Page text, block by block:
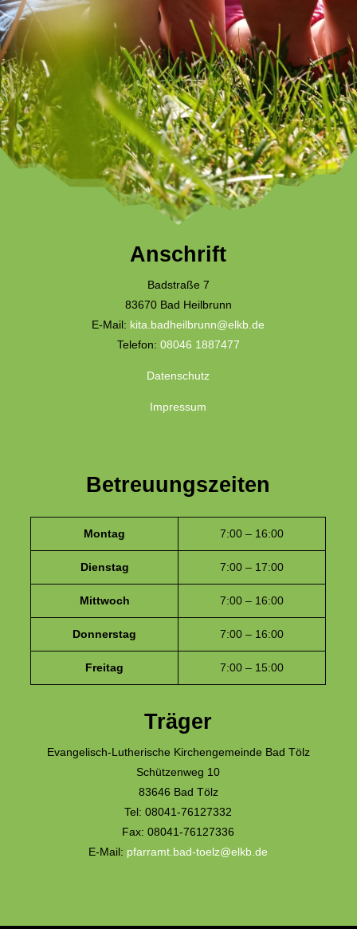
Anschrift
Badstraße 7
83670 Bad Heilbrunn
E-Mail: kita.badheilbrunn@elkb.de
Telefon: 08046 1887477
Datenschutz
Impressum
Betreuungszeiten
Montag 7:00 – 16:00
Dienstag 7:00 – 17:00
Mittwoch 7:00 – 16:00
Donnerstag 7:00 – 16:00
Freitag 7:00 – 15:00
Träger
Evangelisch-Lutherische Kirchengemeinde Bad Tölz
Schützenweg 10
83646 Bad Tölz
Tel: 08041-76127332
Fax: 08041-76127336
E-Mail: pfarramt.bad-toelz@elkb.de